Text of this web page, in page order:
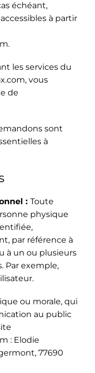
échéant,
à partir
les services du
vous
de
sont
à
: Toute
physique
par référence à
à un ou plusieurs
Par exemple,
ou morale, qui
au public
: Elodie
77690